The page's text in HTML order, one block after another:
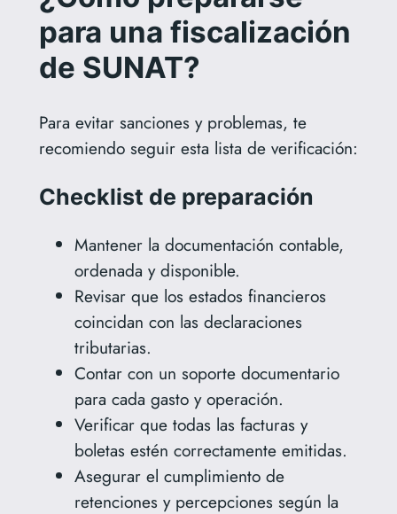
para una fiscalización
de SUNAT?
Para evitar sanciones y problemas, te
recomiendo seguir esta lista de verificación:
Checklist de preparación
Mantener la documentación contable,
ordenada y disponible.
Revisar que los estados financieros
coincidan con las declaraciones
tributarias.
Contar con un soporte documentario
para cada gasto y operación.
Verificar que todas las facturas y
boletas estén correctamente emitidas.
Asegurar el cumplimiento de
retenciones y percepciones según la